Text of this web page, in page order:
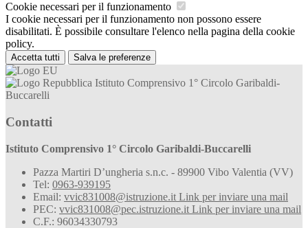
Cookie necessari per il funzionamento
I cookie necessari per il funzionamento non possono essere
disabilitati. È possibile consultare l'elenco nella pagina della cookie
policy.
Accetta tutti Salva le preferenze
Istituto Comprensivo 1° Circolo Garibaldi-
Buccarelli
Contatti
Istituto Comprensivo 1° Circolo Garibaldi-Buccarelli
Pazza Martiri D’ungheria s.n.c. - 89900 Vibo Valentia (VV)
Tel: 0963-939195
Email: vvic831008@istruzione.it Link per inviare una mail
PEC: vvic831008@pec.istruzione.it Link per inviare una mail
C.F.: 96034330793